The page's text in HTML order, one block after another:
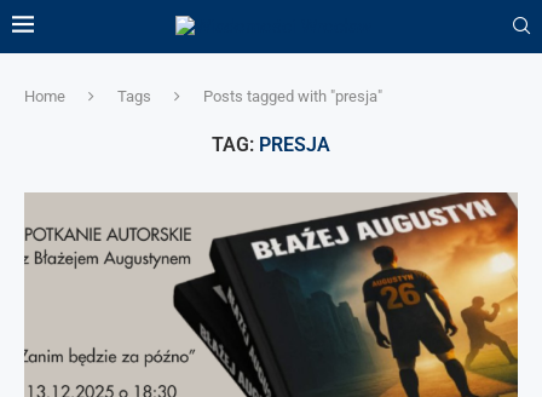
Home Tags Posts tagged with "presja"
TAG: PRESJA